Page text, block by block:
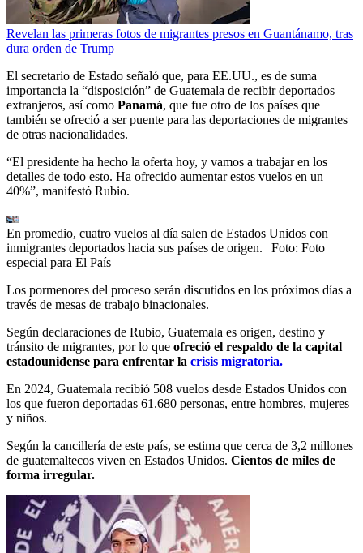
Revelan las primeras fotos de migrantes presos en Guantánamo, tras
dura orden de Trump
El secretario de Estado señaló que, para EE.UU., es de suma
importancia la “disposición” de Guatemala de recibir deportados
extranjeros, así como Panamá, que fue otro de los países que
también se ofreció a ser puente para las deportaciones de migrantes
de otras nacionalidades.
“El presidente ha hecho la oferta hoy, y vamos a trabajar en los
detalles de todo esto. Ha ofrecido aumentar estos vuelos en un
40%”, manifestó Rubio.
En promedio, cuatro vuelos al día salen de Estados Unidos con
inmigrantes deportados hacia sus países de origen. | Foto: Foto
especial para El País
Los pormenores del proceso serán discutidos en los próximos días a
través de mesas de trabajo binacionales.
Según declaraciones de Rubio, Guatemala es origen, destino y
tránsito de migrantes, por lo que ofreció el respaldo de la capital
estadounidense para enfrentar la crisis migratoria.
En 2024, Guatemala recibió 508 vuelos desde Estados Unidos con
los que fueron deportadas 61.680 personas, entre hombres, mujeres
y niños.
Según la cancillería de este país, se estima que cerca de 3,2 millones
de guatemaltecos viven en Estados Unidos. Cientos de miles de
forma irregular.